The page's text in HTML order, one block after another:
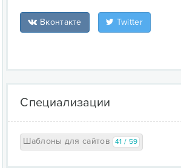
Вконтакте Twitter
Специализации
Шаблоны для сайтов 41 / 59